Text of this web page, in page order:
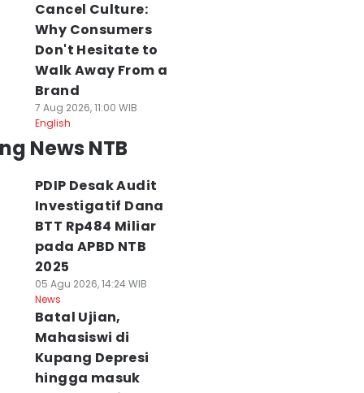
Cancel Culture:
Why Consumers
Don't Hesitate to
Walk Away From a
Brand
7 Aug 2026, 11:00 WIB
English
News NTB
PDIP Desak Audit
Investigatif Dana
BTT Rp484 Miliar
pada APBD NTB
2025
05 Agu 2026, 14:24 WIB
News
Batal Ujian,
Mahasiswi di
Kupang Depresi
hingga masuk